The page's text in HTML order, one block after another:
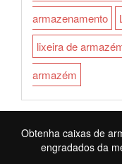
armazenamento
lixeira de
armazém
Obtenha caixas de
engradados da